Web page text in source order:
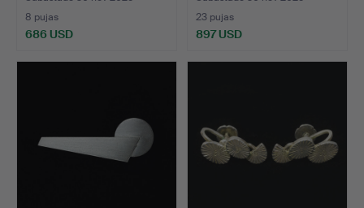
8 pujas
686 USD
23 pujas
897 USD